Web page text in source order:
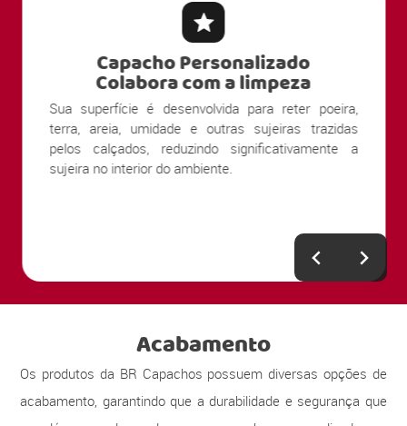
Personalizado
com a limpeza
é desenvolvida para reter poeira,
umidade e outras sujeiras trazidas
reduzindo significativamente a
do ambiente.
Ao evitar o
com o piso, o
a preservação
Acabamento
Os produtos da BR Capachos possuem diversas opções de
acabamento, garantindo que a durabilidade e segurança que